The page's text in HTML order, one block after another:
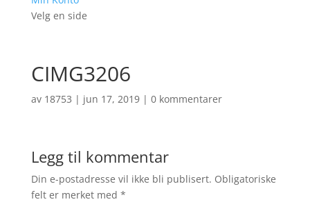
Velg en side
CIMG3206
av 18753 | jun 17, 2019| 0 kommentarer
Legg til kommentar
Din e-postadresse vil ikke bli publisert. Obligatoriske
felt er merket med *